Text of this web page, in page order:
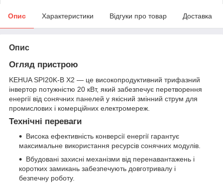
Опис Характеристики Відгуки про товар Доставка
Опис
Огляд пристрою
KEHUA SPI20K-B X2 — це високопродуктивний трифазний
інвертор потужністю 20 кВт, який забезпечує перетворення
енергії від сонячних панелей у якісний змінний струм для
промислових і комерційних електромереж.
Технічні переваги
Висока ефективність конверсії енергії гарантує
максимальне використання ресурсів сонячних модулів.
Вбудовані захисні механізми від перенавантажень і
коротких замикань забезпечують довготривалу і
безпечну роботу.